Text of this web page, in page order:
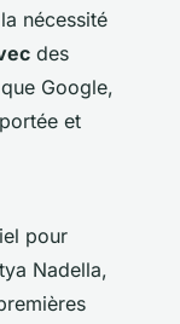
nécessité
des
Google,
et
pour
Nadella,